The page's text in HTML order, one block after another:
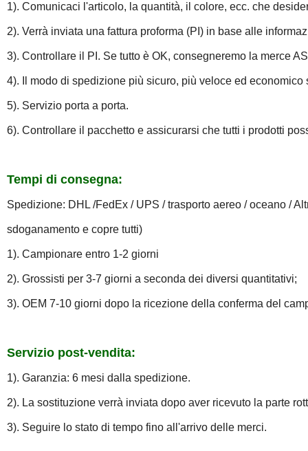
1). Comunicaci l'articolo, la quantità, il colore, ecc. che
2). Verrà inviata una fattura proforma (PI) in base alle
3). Controllare il PI. Se tutto è OK, consegneremo la merce
4). Il modo di spedizione più sicuro, più veloce ed economico
5). Servizio porta a porta.
6). Controllare il pacchetto e assicurarsi che tutti i prodotti
Tempi di consegna:
Spedizione: DHL /FedEx / UPS / trasporto aereo / oceano /
sdoganamento e copre tutti)
1). Campionare entro 1-2 giorni
2). Grossisti per 3-7 giorni a seconda dei diversi quantitativi;
3). OEM 7-10 giorni dopo la ricezione della conferma del
Servizio post-vendita:
1). Garanzia: 6 mesi dalla spedizione.
2). La sostituzione verrà inviata dopo aver ricevuto la parte
3). Seguire lo stato di tempo fino all'arrivo delle merci.